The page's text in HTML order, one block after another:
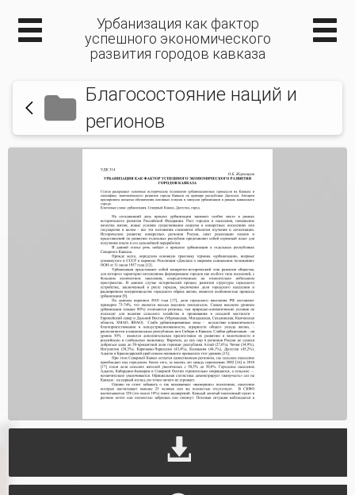
Урбанизация как фактор
успешного экономического
развития городов кавказа
Благосостояние наций и
регионов